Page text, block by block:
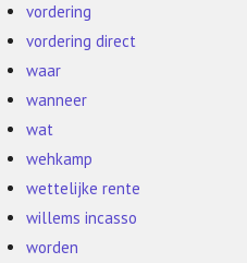
vordering
vordering direct
waar
wanneer
wat
wehkamp
wettelijke rente
willems incasso
worden